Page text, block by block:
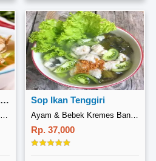
Sop Ikan Tenggiri Kuah Tomyam Udang
Itsumo Steak & Ribs, Percetakan Negara
Sop Ikan Tenggiri
Ayam & Bebek Kremes Bang Sukdi, Tiban
Rp. 37,000